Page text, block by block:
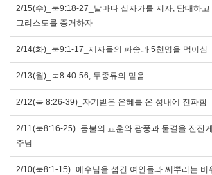
2/15(수)_눅9:18-27_날마다 십자가를 지자, 담대하고
그리스도를 증거하자
2/14(화)_눅9:1-17_제자들의 파송과 5천명을 먹이심
2/13(월)_눅8:40-56, 두종류의 믿음
2/12(눅 8:26-39)_자기받은 은혜를 온 성내에 전파함
2/11(눅8:16-25)_등불의 교훈와 광풍과 물결을 잔잔
주님
2/10(눅8:1-15)_예수님을 섬긴 여인들과 씨뿌리는 비